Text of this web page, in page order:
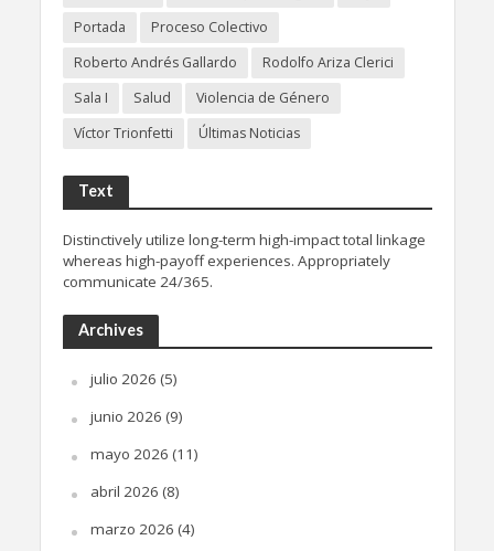
Portada
Proceso Colectivo
Roberto Andrés Gallardo
Rodolfo Ariza Clerici
Sala I
Salud
Violencia de Género
Víctor Trionfetti
Últimas Noticias
Text
Distinctively utilize long-term high-impact total linkage
whereas high-payoff experiences. Appropriately
communicate 24/365.
Archives
julio 2026 (5)
junio 2026 (9)
mayo 2026 (11)
abril 2026 (8)
marzo 2026 (4)